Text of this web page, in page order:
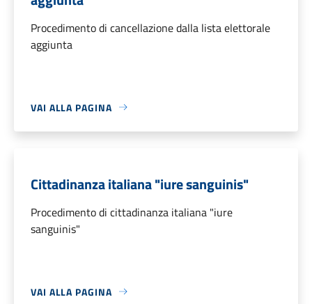
Procedimento di cancellazione dalla lista elettorale
aggiunta
VAI ALLA PAGINA
Cittadinanza italiana "iure sanguinis"
Procedimento di cittadinanza italiana "iure
sanguinis"
VAI ALLA PAGINA